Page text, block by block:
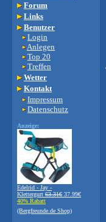
Forum
Links
Benutzer
Login
Anlegen
Top 20
Treffen
Wetter
Kontakt
Impressum
Datenschutz
Anzeige:
Edelrid - Jay -
Klettergurt 63.31€ 37.99€
40% Rabatt
(Bergfreunde.de Shop)